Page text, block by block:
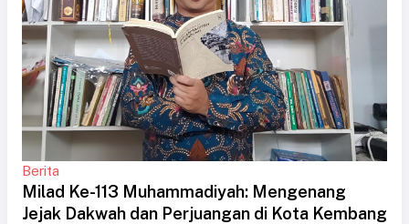
Berita
Milad Ke-113 Muhammadiyah: Mengenang
Jejak Dakwah dan Perjuangan di Kota Kembang